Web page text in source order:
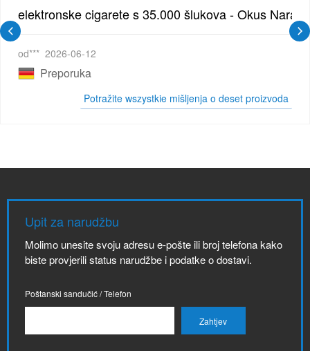
| Elegantna Voćna Kombinacija
elektronske cigarete s 35.000 šlukova - Okus
od*** 2026-06-12
Preporuka
Potražite wszystkie mišljenja o deset proizvoda
Upit za narudžbu
Molimo unesite svoju adresu e-pošte ili broj telefona kako
biste provjerili status narudžbe i podatke o dostavi.
Poštanski sandučić / Telefon